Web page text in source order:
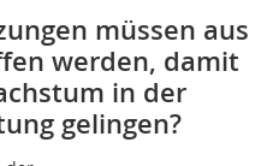
müssen aus
werden, damit
in der
gelingen?